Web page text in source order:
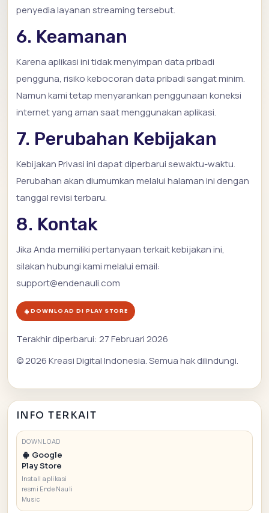
penyedia layanan streaming tersebut.
6. Keamanan
Karena aplikasi ini tidak menyimpan data pribadi
pengguna, risiko kebocoran data pribadi sangat minim.
Namun kami tetap menyarankan penggunaan koneksi
internet yang aman saat menggunakan aplikasi.
7. Perubahan Kebijakan
Kebijakan Privasi ini dapat diperbarui sewaktu-waktu.
Perubahan akan diumumkan melalui halaman ini dengan
tanggal revisi terbaru.
8. Kontak
Jika Anda memiliki pertanyaan terkait kebijakan ini,
silakan hubungi kami melalui email:
support@endenauli.com
DOWNLOAD DI PLAY STORE
Terakhir diperbarui: 27 Februari 2026
© 2026 Kreasi Digital Indonesia. Semua hak dilindungi.
INFO TERKAIT
DOWNLOAD
Google
Play Store
Install aplikasi
resmi Ende Nauli
Music